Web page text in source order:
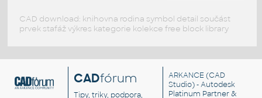
CAD download: knihovna rodina symbol detail součást
prvek stafáž výkres kategorie kolekce free block library
CADfórum
Tipy, triky, podpora,
ARKANCE (CAD
Studio) - Autodesk
Platinum Partner &